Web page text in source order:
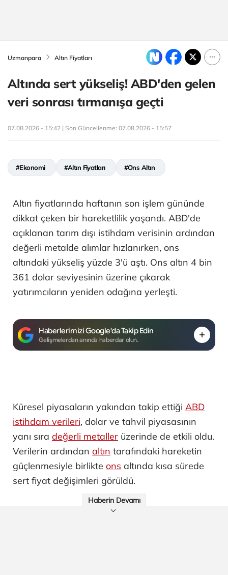
Uzmanpara Altın Fiyatları
Altında sert yükseliş! ABD'den gelen
veri sonrası tırmanışa geçti
07.08.2026 - 15:42 | Son Güncellenme: 07.08.2026 - 15:57
#Ekonomi #Altın Fiyatları #Ons Altın
Altın fiyatlarında haftanın son işlem gününde
dikkat çeken bir hareketlilik yaşandı. ABD'de
açıklanan tarım dışı istihdam verisinin ardından
değerli metalde alımlar hızlanırken, ons
altındaki yükseliş yüzde 3'ü aştı. Ons altın 4 bin
361 dolar seviyesinin üzerine çıkarak
yatırımcıların yeniden odağına yerleşti.
Haberlerimizi Google'da Takip Edin
Gelişmelerden anında haberdar olun.
Küresel piyasaların yakından takip ettiği ABD
istihdam verileri, dolar ve tahvil piyasasının
yanı sıra değerli metaller üzerinde de etkili oldu.
Verilerin ardından altın tarafındaki hareketin
güçlenmesiyle birlikte ons altında kısa sürede
sert fiyat değişimleri görüldü.
Haberin Devamı